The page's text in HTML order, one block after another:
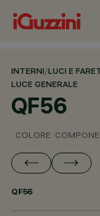
INTERNI/LUCI E
LUCE GENERALE
QF56
COLORE
QF56